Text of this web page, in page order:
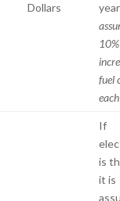
Dollars
10%
fuel
If
is
it is